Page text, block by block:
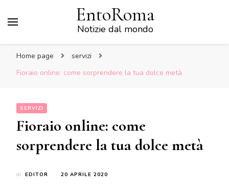
EntoRoma
Notizie dal mondo
Home page
servizi
Fioraio online: come sorprendere la tua dolce metà
SERVIZI
Fioraio online: come
sorprendere la tua dolce metà
di EDITOR 20 APRILE 2020